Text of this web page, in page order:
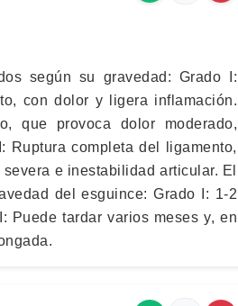
según su gravedad: Grado I:
con dolor y ligera inflamación.
que provoca dolor moderado,
Ruptura completa del ligamento,
e inestabilidad articular. El
del esguince: Grado I: 1-2
Puede tardar varios meses y, en